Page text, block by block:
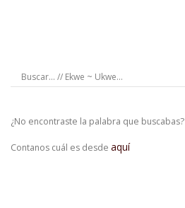
¿No encontraste la palabra que buscabas?
Contanos cuál es desde aquí